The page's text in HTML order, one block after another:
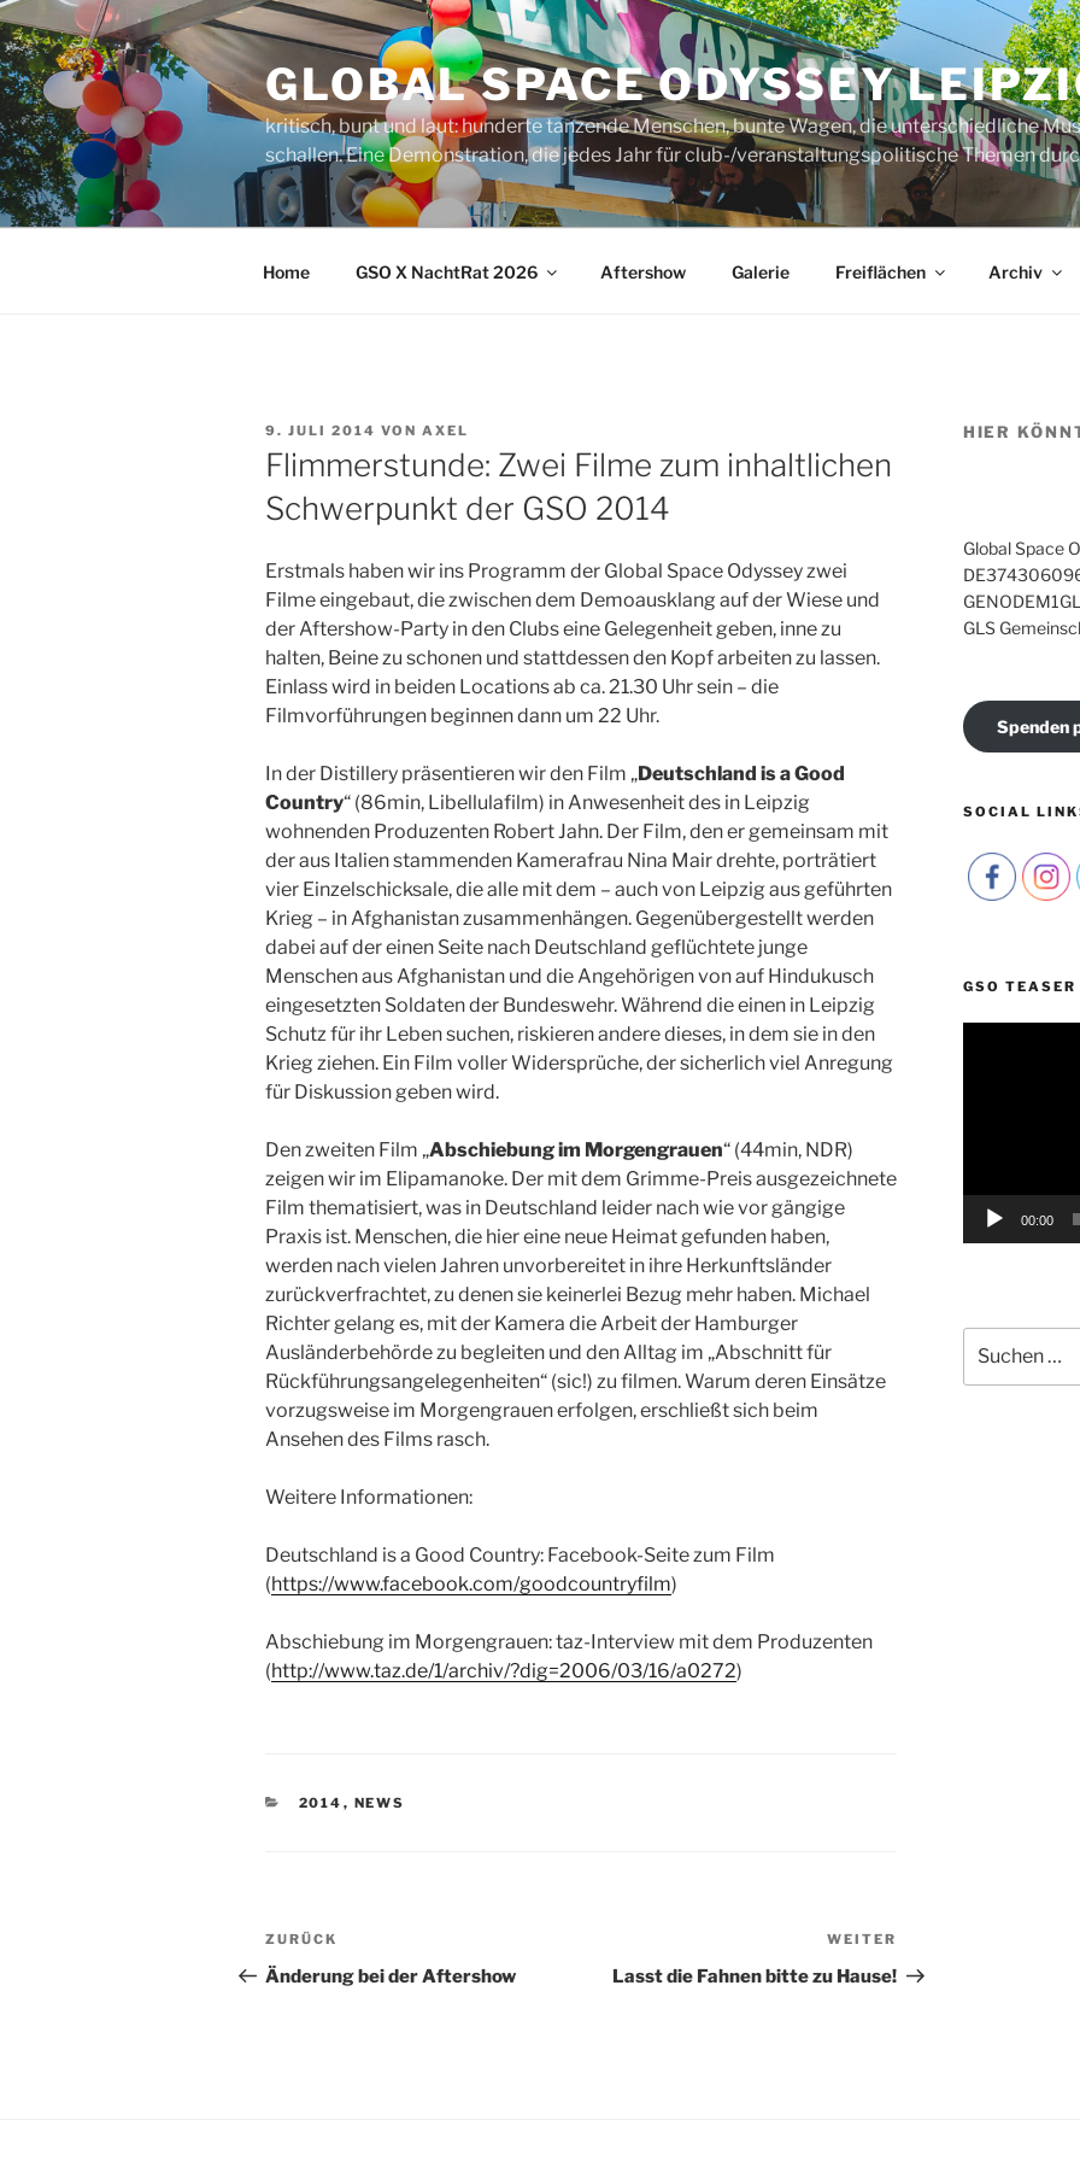
Zum
Inhalt
springen
GLOBAL SPACE ODYSSEY
kritisch, bunt und laut: hunderte tanzende Menschen, bunte Wagen, die unterschiedliche
schallen. Eine Demonstration, die jedes Jahr für club-/veranstaltungspolitische Themen
Home GSO X NachtRat 2026 Aftershow Galerie Freiflächen Archiv
VERÖFFENTLICHT
AM
9. JULI 2014 VON AXEL
Flimmerstunde: Zwei Filme zum inhaltlichen
Schwerpunkt der GSO 2014
Erstmals haben wir ins Programm der Global Space Odyssey zwei
Filme eingebaut, die zwischen dem Demoausklang auf der Wiese und
der Aftershow-Party in den Clubs eine Gelegenheit geben, inne zu
halten, Beine zu schonen und stattdessen den Kopf arbeiten zu lassen.
Einlass wird in beiden Locations ab ca. 21.30 Uhr sein – die
Filmvorführungen beginnen dann um 22 Uhr.
In der Distillery präsentieren wir den Film „Deutschland is a Good
Country“ (86min, Libellulafilm) in Anwesenheit des in Leipzig
wohnenden Produzenten Robert Jahn. Der Film, den er gemeinsam mit
der aus Italien stammenden Kamerafrau Nina Mair drehte, porträtiert
vier Einzelschicksale, die alle mit dem – auch von Leipzig aus geführten
Krieg – in Afghanistan zusammenhängen. Gegenübergestellt werden
dabei auf der einen Seite nach Deutschland geflüchtete junge
Menschen aus Afghanistan und die Angehörigen von auf Hindukusch
eingesetzten Soldaten der Bundeswehr. Während die einen in Leipzig
Schutz für ihr Leben suchen, riskieren andere dieses, in dem sie in den
Krieg ziehen. Ein Film voller Widersprüche, der sicherlich viel Anregung
für Diskussion geben wird.
Den zweiten Film „Abschiebung im Morgengrauen“ (44min, NDR)
zeigen wir im Elipamanoke. Der mit dem Grimme-Preis ausgezeichnete
Film thematisiert, was in Deutschland leider nach wie vor gängige
Praxis ist. Menschen, die hier eine neue Heimat gefunden haben,
werden nach vielen Jahren unvorbereitet in ihre Herkunftsländer
zurückverfrachtet, zu denen sie keinerlei Bezug mehr haben. Michael
Richter gelang es, mit der Kamera die Arbeit der Hamburger
Ausländerbehörde zu begleiten und den Alltag im „Abschnitt für
Rückführungsangelegenheiten“ (sic!) zu filmen. Warum deren Einsätze
vorzugsweise im Morgengrauen erfolgen, erschließt sich beim
Ansehen des Films rasch.
Weitere Informationen:
Deutschland is a Good Country: Facebook-Seite zum Film
(https://www.facebook.com/goodcountryfilm)
Abschiebung im Morgengrauen: taz-Interview mit dem Produzenten
(http://www.taz.de/1/archiv/?dig=2006/03/16/a0272)
KATEGORIEN
2014 , NEWS
Beitragsnavigation
Vorheriger
Beitrag
ZURÜCK
Änderung bei der Aftershow
Beitrag
WEITER
Lasst die Fahnen bitte zu Hause!
HIER
Global Space
GLS
Spenden
SOCIAL
GSO TEASER
00:00
nach: